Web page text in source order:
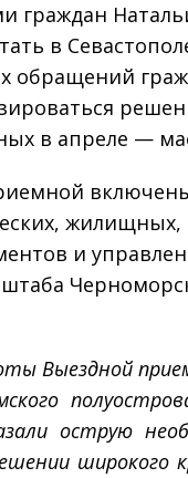
граждан
в
обращений
в апреле —
и
Выездной
острую
широкого